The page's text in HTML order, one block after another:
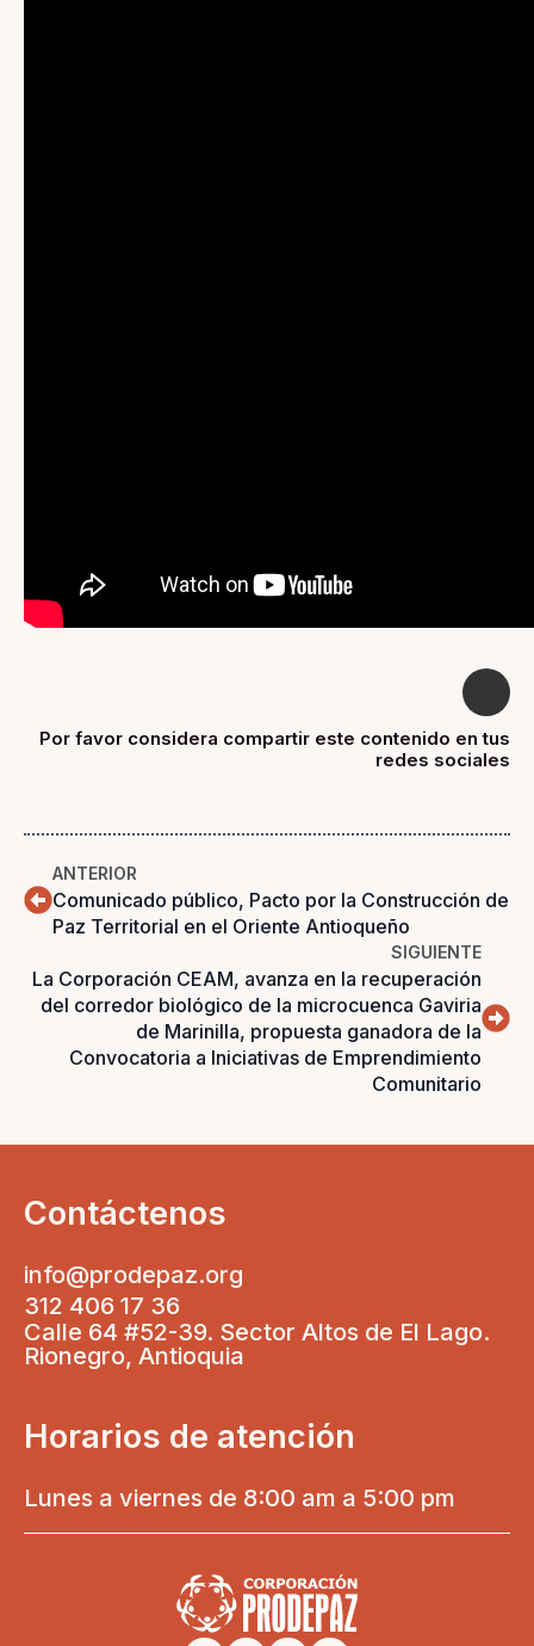
Por favor considera compartir este contenido en tus
redes sociales
ANTERIOR
Comunicado público, Pacto por la Construcción de
Paz Territorial en el Oriente Antioqueño
SIGUIENTE
La Corporación CEAM, avanza en la recuperación
del corredor biológico de la microcuenca Gaviria
de Marinilla, propuesta ganadora de la
Convocatoria a Iniciativas de Emprendimiento
Comunitario
Contáctenos
info@prodepaz.org
312 406 17 36
Calle 64 #52-39. Sector Altos de El Lago.
Rionegro, Antioquia
Horarios de atención
Lunes a viernes de 8:00 am a 5:00 pm